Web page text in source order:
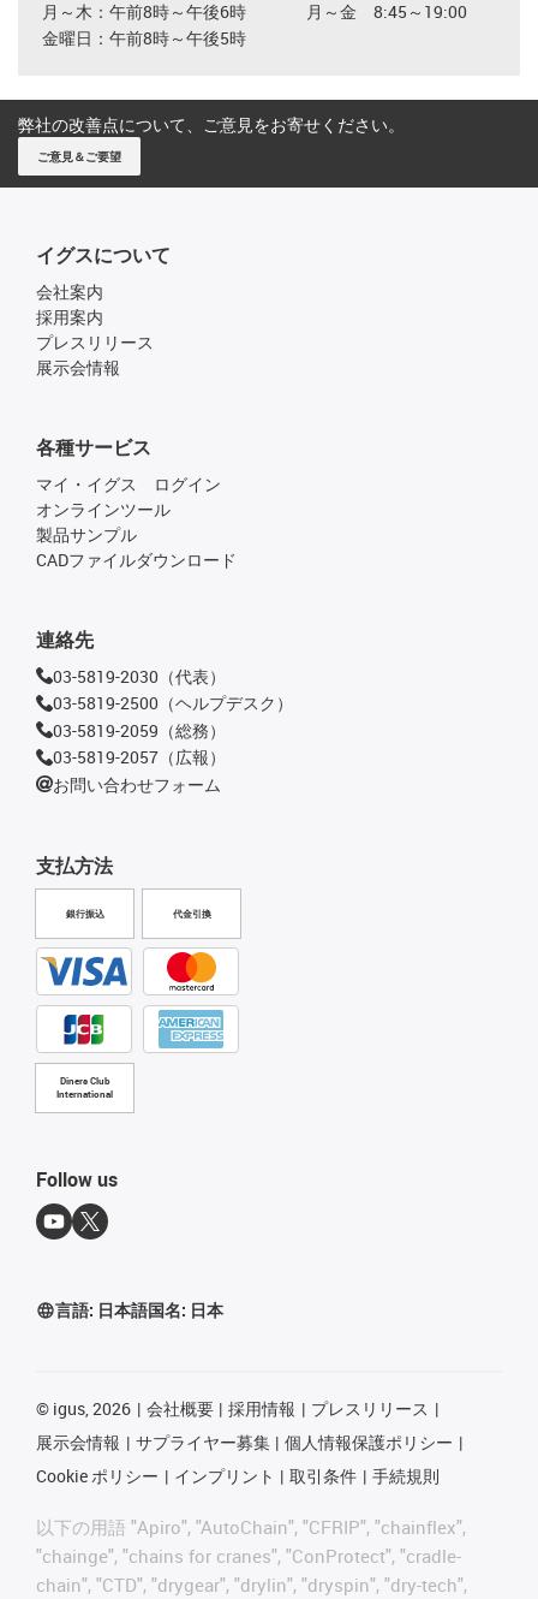
月～木：午前8時～午後6時
金曜日：午前8時～午後5時
月～金 8:45～19:00
弊社の改善点について、ご意見をお寄せください。
ご意見＆ご要望
イグスについて
会社案内
採用案内
プレスリリース
展示会情報
支払方法
銀行振込 代金引換
Diners Club
International
各種サービス
マイ・イグス ログイン
オンラインツール
製品サンプル
CADファイルダウンロード
連絡先
03-5819-2030（代表）
03-5819-2500（ヘルプデスク）
03-5819-2059（総務）
03-5819-2057（広報）
お問い合わせフォーム
Follow us
言語: 日本語国名: 日本
© igus, 2026 会社概要 採用情報
プレスリリース
展示会情報
サプライヤー募集
個人情報保護ポリシー
Cookie ポリシー
インプリント 取引条件 手続規則
以下の用語 "Apiro", "AutoChain", "CFRIP", "chainflex",
"chainge", "chains for cranes", "ConProtect", "cradle-
chain", "CTD", "drygear", "drylin", "dryspin", "dry-tech",